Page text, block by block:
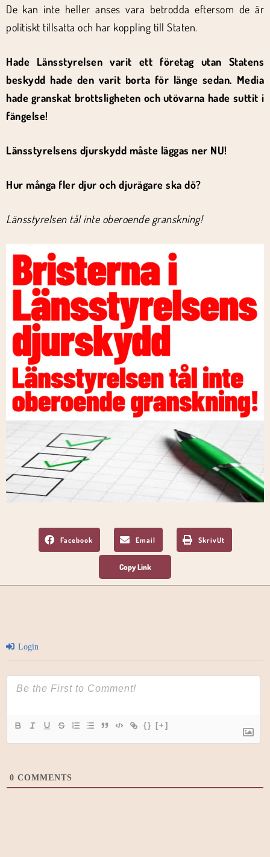
De kan inte heller anses vara betrodda eftersom de är
politiskt tillsatta och har koppling till Staten.
Hade Länsstyrelsen varit ett företag utan Statens
beskydd hade den varit borta för länge sedan. Media
hade granskat brottsligheten och utövarna hade suttit i
fängelse!
Länsstyrelsens djurskydd måste läggas ner NU!
Hur många fler djur och djurägare ska dö?
Länsstyrelsen tål inte oberoende granskning!
Facebook Email SkrivUt
Login
{} [+]
0 COMMENTS